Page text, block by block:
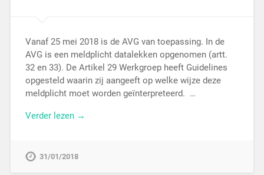
Vanaf 25 mei 2018 is de AVG van toepassing. In de
AVG is een meldplicht datalekken opgenomen (artt.
32 en 33). De Artikel 29 Werkgroep heeft Guidelines
opgesteld waarin zij aangeeft op welke wijze deze
meldplicht moet worden geïnterpreteerd. …
Verder lezen →
31/01/2018